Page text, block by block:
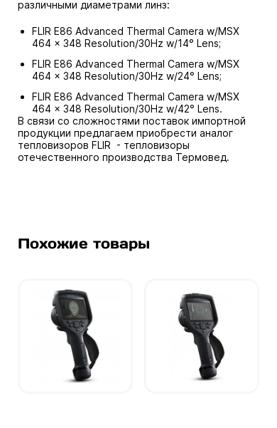
различными диаметрами линз:
FLIR E86 Advanced Thermal Camera w/MSX
464 x 348 Resolution/30Hz w/14° Lens;
FLIR E86 Advanced Thermal Camera w/MSX
464 x 348 Resolution/30Hz w/24° Lens;
FLIR E86 Advanced Thermal Camera w/MSX
464 x 348 Resolution/30Hz w/42° Lens.
В связи со сложностями поставок импортной
продукции предлагаем приобрести аналог
тепловизоров FLIR - тепловизоры
отечественного производства Термовед.
Похожие товары